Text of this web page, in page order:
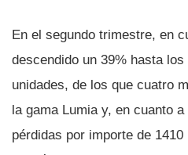
En el segundo trimestre, en
descendido un 39% hasta
unidades, de los que cuatro
la gama Lumia y, en cuanto
pérdidas por importe de